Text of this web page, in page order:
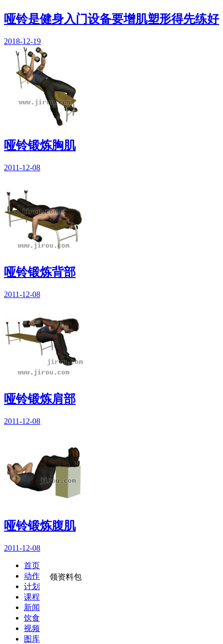
哑铃是健身入门设备要增肌塑形得先练好
2018-12-19
哑铃锻炼胸肌
2011-12-08
哑铃锻炼背部
2011-12-08
哑铃锻炼肩部
2011-12-08
哑铃锻炼腹肌
2011-12-08
领资料包
首页
动作
计划
课程
新闻
饮食
视频
图库